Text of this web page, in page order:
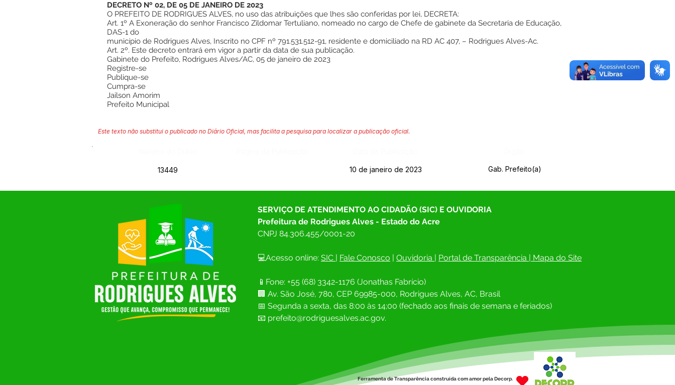
DECRETO Nº 02, DE 05 DE JANEIRO DE 2023
O PREFEITO DE RODRIGUES ALVES, no uso das atribuições que lhes são conferidas por lei, DECRETA:
Art. 1º A Exoneração do senhor Francisco Zildomar Tertuliano, nomeado no cargo de Chefe de gabinete da Secretaria de Educação,
DAS-1 do
município de Rodrigues Alves, Inscrito no CPF nº 791.531.512-91, residente e domiciliado na RD AC 407, – Rodrigues Alves-Ac.
Art. 2º. Este decreto entrará em vigor a partir da data de sua publicação.
Gabinete do Prefeito, Rodrigues Alves/AC, 05 de janeiro de 2023
Registre-se
Publique-se
Cumpra-se
Jailson Amorim
Prefeito Municipal
Este texto não substitui o publicado no Diário Oficial, mas facilita a pesquisa para localizar a publicação oficial.
13449 10 de janeiro de 2023 Gab. Prefeito(a)
SERVIÇO DE ATENDIMENTO AO CIDADÃO (SIC) E OUVIDORIA
Prefeitura de Rodrigues Alves - Estado do Acre
CNPJ 84.306.455/0001-20
💻Acesso online: SIC | Fale Conosco | Ouvidoria | Portal de Transparência | Mapa do Site
📱Fone: +55 (68) 3342-1176 (Jonathas Fabrício)
🏢 Av. São José, 780, CEP 69985-000, Rodrigues Alves, AC, Brasil
📅 Segunda a sexta, das 8:00 às 14;00 (fechado aos finais de semana e feriados)
📧 prefeito@rodriguesalves.ac.gov.
Ferramenta de Transparência construída com amor pela Decorp.